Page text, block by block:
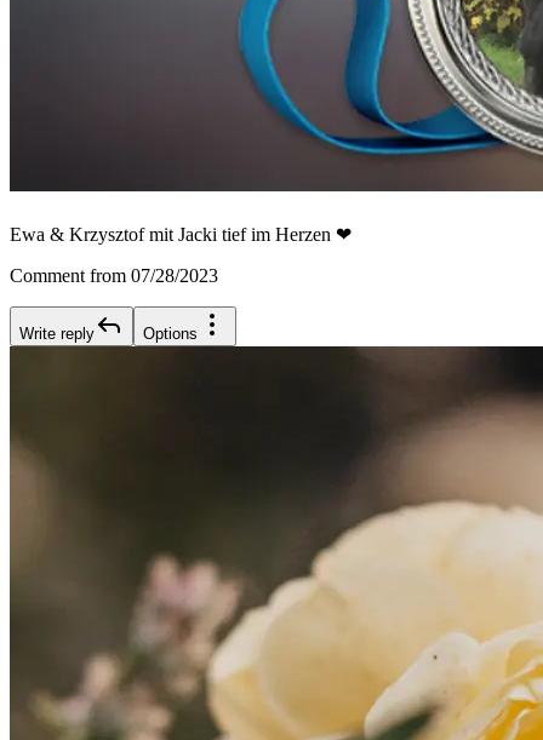
Ewa & Krzysztof mit Jacki tief im Herzen ❤
Comment from 07/28/2023
Write reply Options